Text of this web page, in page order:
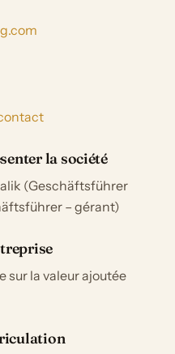
la société
(Geschäftsführer
– gérant)
sur la valeur ajoutée